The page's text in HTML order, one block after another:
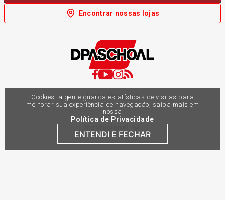
Cookies: a gente guarda estatísticas de visitas para
melhorar sua experiência de navegação, saiba mais em
nossa
Política de Privacidade
ENTENDI E FECHAR
Encontrar nossas lojas
Links Úteis